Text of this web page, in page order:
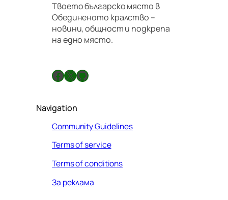
Твоето българско място в
Обединеното кралство –
новини, общност и подкрепа
на едно място.
Facebook X GitHub
Navigation
Community Guidelines
Terms of service
Terms of conditions
За реклама